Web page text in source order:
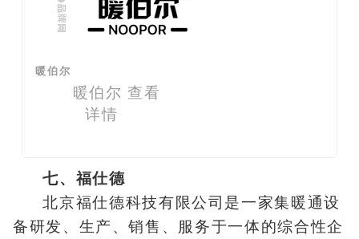
暖伯尔
暖伯尔 查看
详情
七、福仕德
北京福仕德科技有限公司是一家集暖通设
备研发、生产、销售、服务于一体的综合性企